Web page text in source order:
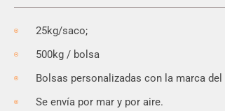
25kg/saco;
500kg / bolsa
Bolsas personalizadas con la marca
Se envía por mar y por aire.